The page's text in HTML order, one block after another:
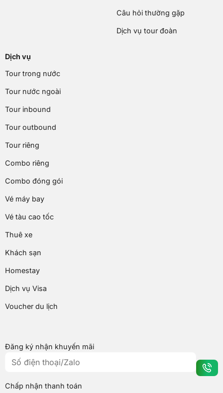
Câu hỏi thường gặp
Dịch vụ tour đoàn
Dịch vụ
Tour trong nước
Tour nước ngoài
Tour inbound
Tour outbound
Tour riêng
Combo riêng
Combo đóng gói
Vé máy bay
Vé tàu cao tốc
Thuê xe
Khách sạn
Homestay
Dịch vụ Visa
Voucher du lịch
Đăng ký nhận khuyến mãi
Chấp nhận thanh toán